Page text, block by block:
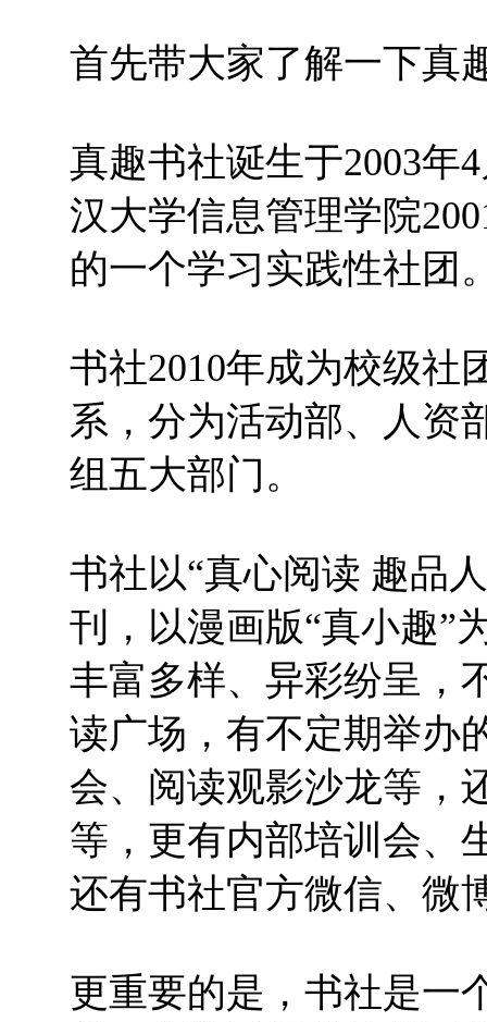
首先带大家了解一下真
真趣书社诞生于2003年
汉大学信息管理学院
的一个学习实践性社团
书社2010年成为校级社
系，分为活动部、人资
组五大部门。
书社以“真心阅读 趣品
刊，以漫画版“真小趣”
丰富多样、异彩纷呈，
读广场，有不定期举办
会、阅读观影沙龙等，
等，更有内部培训会、
还有书社官方微信、微
更重要的是，书社是一